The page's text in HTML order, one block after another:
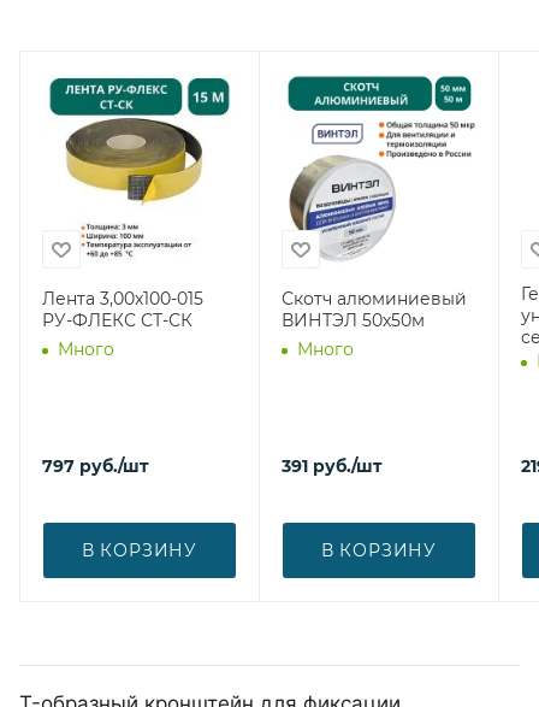
Лента 3,00х100-015
РУ-ФЛЕКС СТ-СК
Много
797 руб./шт
В КОРЗИНУ
Скотч алюминиевый
ВИНТЭЛ 50х50м
Много
391 руб./шт
В КОРЗИНУ